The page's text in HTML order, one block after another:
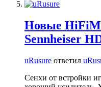
Новые
Sennheiser
uRusure ответил
Сенхи от встройки